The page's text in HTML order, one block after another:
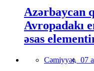
Azərbaycan
Avropadakı
əsas
Cəmiyyət, 07